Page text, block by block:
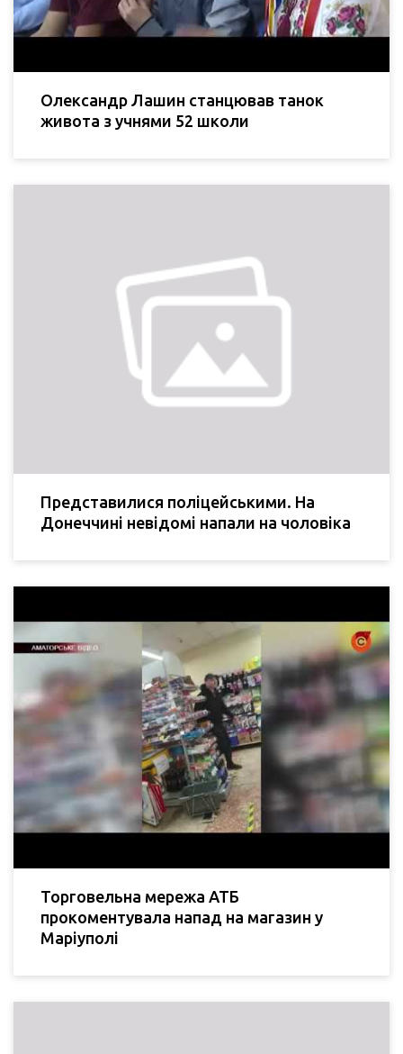
Олександр Лашин станцював танок
живота з учнями 52 школи
Представилися поліцейськими. На
Донеччині невідомі напали на чоловіка
Торговельна мережа АТБ
прокоментувала напад на магазин у
Маріуполі